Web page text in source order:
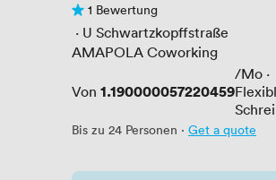
1 Bewertung
1 Bewertung
· U Schwartzkopffstraße
AMAPOLA Coworking
Von Preis
1.190000057220459
/Mo ·
Bis zu 24 Personen · Get a quote